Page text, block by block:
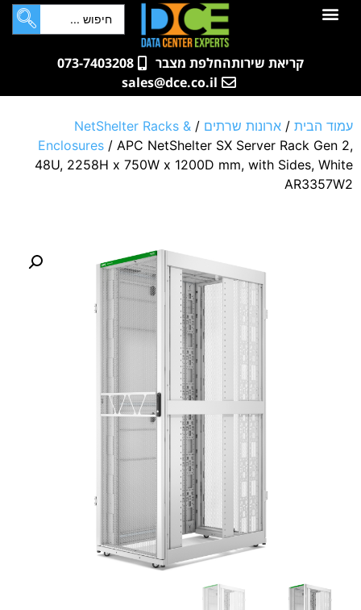
לתוכן
קריאת שירותהחלפת מצבר
073-7403208
sales@dce.co.il
עמוד הבית / ארונות שרתים /
NetShelter Racks &
Enclosures / APC NetShelter SX Server Rack Gen 2,
48U, 2258H x 750W x 1200D mm, with Sides, White
AR3357W2